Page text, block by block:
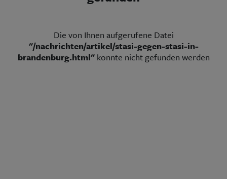
Abo Prämien
Archiv
Mediadaten
Die von Ihnen aufgerufene Datei
"/nachrichten/artikel/stasi-gegen-stasi-in-
brandenburg.html"konnte nicht gefunden werden